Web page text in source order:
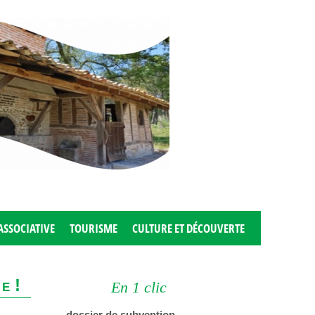
TOURISME CULTURE ET DÉCOUVERTE
En 1 clic